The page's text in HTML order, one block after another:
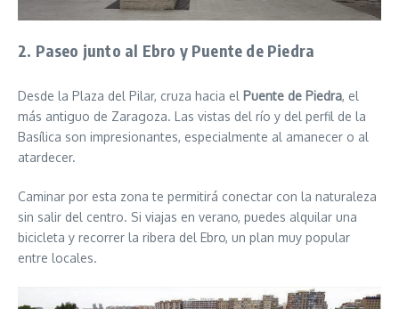
2. Paseo junto al Ebro y Puente de Piedra
Desde la Plaza del Pilar, cruza hacia el Puente de Piedra, el
más antiguo de Zaragoza. Las vistas del río y del perfil de la
Basílica son impresionantes, especialmente al amanecer o al
atardecer.
Caminar por esta zona te permitirá conectar con la naturaleza
sin salir del centro. Si viajas en verano, puedes alquilar una
bicicleta y recorrer la ribera del Ebro, un plan muy popular
entre locales.